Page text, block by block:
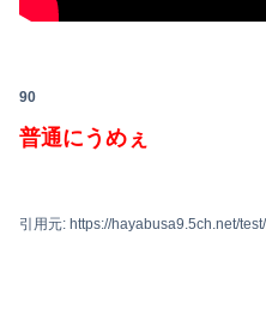
90
普通にうめぇ
引用元: https://hayabusa9.5ch.net/